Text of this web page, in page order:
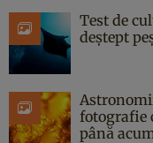
Test de
deștept
fotografie
până